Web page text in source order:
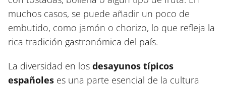
muchos casos, se puede añadir un poco de
embutido, como jamón o chorizo, lo que refleja la
rica tradición gastronómica del país.
La diversidad en los desayunos típicos
españoles es una parte esencial de la cultura